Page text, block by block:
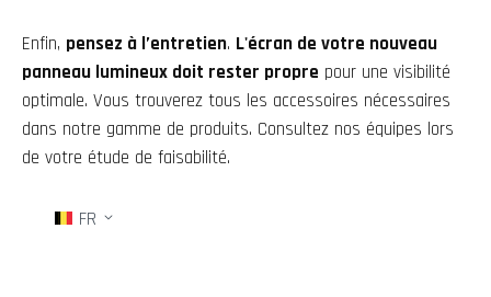
Enfin, pensez à l’entretien. L'écran de votre nouveau
panneau lumineux doit rester propre pour une visibilité
optimale. Vous trouverez tous les accessoires nécessaires
dans notre gamme de produits. Consultez nos équipes lors
de votre étude de faisabilité.
FR